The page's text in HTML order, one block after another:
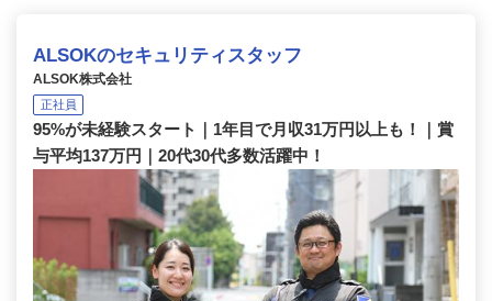
ALSOKのセキュリティスタッフ
ALSOK株式会社
正社員
95%が未経験スタート｜1年目で月収31万円以上も！｜賞
与平均137万円｜20代30代多数活躍中！